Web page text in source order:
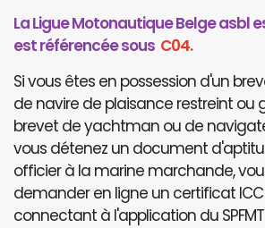
La Ligue Motonautique Belge asbl
est référencée sous C04.
Si vous êtes en possession d'un
de navire de plaisance restreint ou
brevet de yachtman ou de
vous détenez un document
officier à la marine marchande,
demander en ligne un certificat
connectant à l'application du